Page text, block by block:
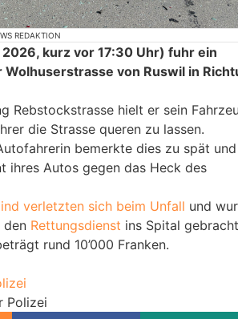
REDAKTION
kurz vor 17:30 Uhr) fuhr ein
von Ruswil in
Rebstockstrasse hielt er sein
die Strasse queren zu lassen.
bemerkte dies zu spät und
ihres Autos gegen das Heck des
verletzten sich beim Unfall und
den Rettungsdienst ins Spital
rund 10’000 Franken.
Polizei